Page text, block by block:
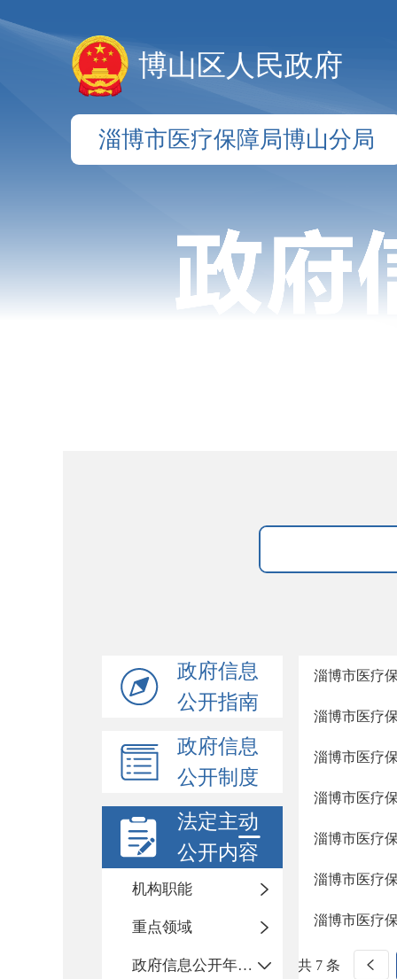
博山区人民政府
淄博市医疗保障局博山分局
政府信息
公开指南
政府信息
公开制度
法定主动
公开内容
机构职能
重点领域
政府信息公开年度报告
淄博市医疗
淄博市医疗
淄博市医疗
淄博市医疗
淄博市医疗
淄博市医疗
淄博市医疗
共 7 条